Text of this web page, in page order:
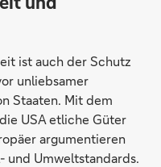
ist auch der Schutz
unliebsamer
Staaten. Mit dem
USA etliche Güter
argumentieren
Umweltstandards.